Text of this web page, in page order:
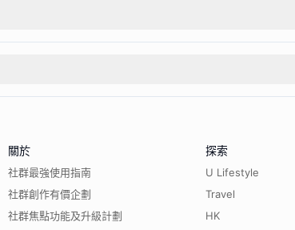
關於
社群最強使用指南
社群創作有價企劃
社群焦點功能及升級計劃
探索
U Lifestyle
Travel
HK